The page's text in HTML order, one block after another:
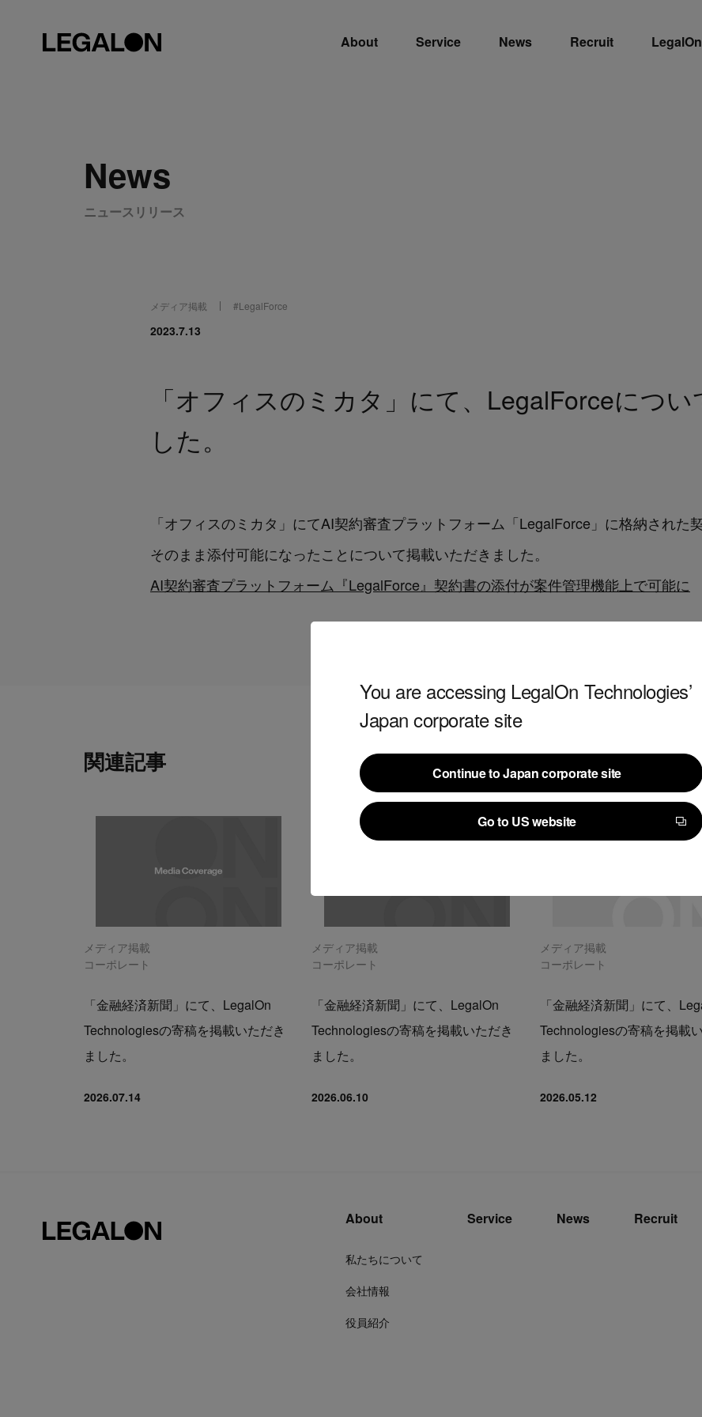
About Service News Recruit
You are accessing LegalOn Technologies’
Japan corporate site
Continue to Japan corporate site
Continue to Japan corporate site
Go to US website
Go to US website
News
ニュースリリース
メディア掲載 #LegalForce
2023.7.13
「オフィスのミカタ」にて、LegalForceにつ
した。
「オフィスのミカタ」にてAI契約審査プラットフォーム「LegalForce」に格納された
そのまま添付可能になったことについて掲載いただきました。
AI契約審査プラットフォーム『LegalForce』契約書の添付が案件管理機能上で可能に
関連記事
メディア掲載
コーポレート
「金融経済新聞」にて、LegalOn
Technologiesの寄稿を掲載いただき
ました。
2026.07.14
メディア掲載
コーポレート
「金融経済新聞」にて、LegalOn
Technologiesの寄稿を掲載いただき
ました。
2026.06.10
メディア掲載
コーポレート
「金融経済新聞」にて、
Technologiesの寄稿を掲載
ました。
2026.05.12
About
私たちについて
会社情報
役員紹介
Service News Recruit